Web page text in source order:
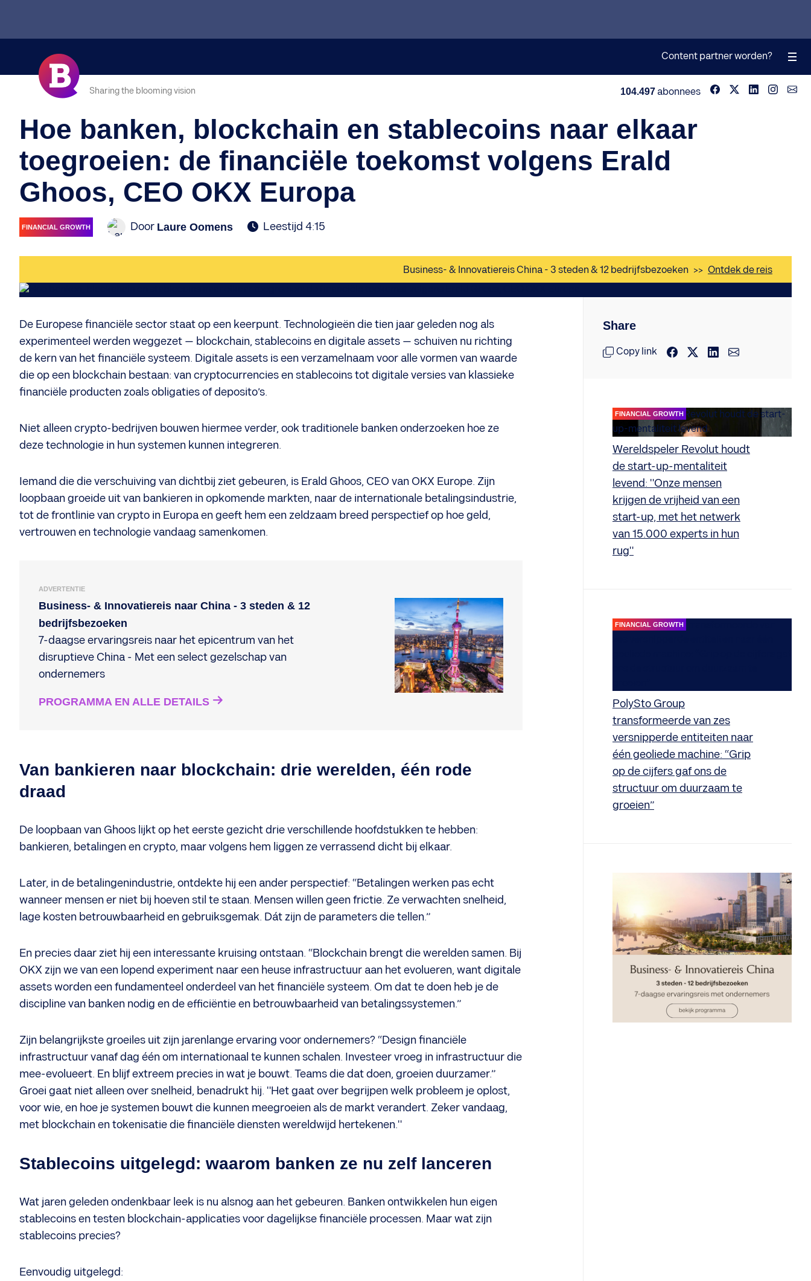
Content partner worden?
Sharing the blooming vision 104.497 abonnees
Hoe banken, blockchain en stablecoins naar elkaar
toegroeien: de financiële toekomst volgens Erald
Ghoos, CEO OKX Europa
FINANCIAL GROWTH Door Laure Oomens Leestijd 4:15
Business- & Innovatiereis China - 3 steden & 12 bedrijfsbezoeken >> Ontdek de reis
De Europese financiële sector staat op een keerpunt. Technologieën die tien jaar geleden nog als
experimenteel werden weggezet — blockchain, stablecoins en digitale assets — schuiven nu richting
de kern van het financiële systeem. Digitale assets is een verzamelnaam voor alle vormen van waarde
die op een blockchain bestaan: van cryptocurrencies en stablecoins tot digitale versies van klassieke
financiële producten zoals obligaties of deposito’s.
Niet alleen crypto-bedrijven bouwen hiermee verder, ook traditionele banken onderzoeken hoe ze
deze technologie in hun systemen kunnen integreren.
Iemand die die verschuiving van dichtbij ziet gebeuren, is Erald Ghoos, CEO van OKX Europe. Zijn
loopbaan groeide uit van bankieren in opkomende markten, naar de internationale betalingsindustrie,
tot de frontlinie van crypto in Europa en geeft hem een zeldzaam breed perspectief op hoe geld,
vertrouwen en technologie vandaag samenkomen.
ADVERTENTIE
Business- & Innovatiereis naar China - 3 steden & 12
bedrijfsbezoeken
7-daagse ervaringsreis naar het epicentrum van het
disruptieve China - Met een select gezelschap van
ondernemers
PROGRAMMA EN ALLE DETAILS
Van bankieren naar blockchain: drie werelden, één rode
draad
​De loopbaan van Ghoos lijkt op het eerste gezicht drie verschillende hoofdstukken te hebben:
bankieren, betalingen en crypto, maar volgens hem liggen ze verrassend dicht bij elkaar.
Later, in de betalingenindustrie, ontdekte hij een ander perspectief: “Betalingen werken pas echt
wanneer mensen er niet bij hoeven stil te staan. Mensen willen geen frictie. Ze verwachten snelheid,
lage kosten betrouwbaarheid en gebruiksgemak. Dát zijn de parameters die tellen.”
En precies daar ziet hij een interessante kruising ontstaan. “Blockchain brengt die werelden samen. Bij
OKX zijn we van een lopend experiment naar een heuse infrastructuur aan het evolueren, want digitale
assets worden een fundamenteel onderdeel van het financiële systeem. Om dat te doen heb je de
discipline van banken nodig en de efficiëntie en betrouwbaarheid van betalingssystemen.”
Zijn belangrijkste groeiles uit zijn jarenlange ervaring voor ondernemers? “Design financiële
infrastructuur vanaf dag één om internationaal te kunnen schalen. Investeer vroeg in infrastructuur die
mee-evolueert. En blijf extreem precies in wat je bouwt. Teams die dat doen, groeien duurzamer.”
Groei gaat niet alleen over snelheid, benadrukt hij. "Het gaat over begrijpen welk probleem je oplost,
voor wie, en hoe je systemen bouwt die kunnen meegroeien als de markt verandert. Zeker vandaag,
met blockchain en tokenisatie die financiële diensten wereldwijd hertekenen."
Stablecoins uitgelegd: waarom banken ze nu zelf lanceren
​Wat jaren geleden ondenkbaar leek is nu alsnog aan het gebeuren. Banken ontwikkelen hun eigen
stablecoins en testen blockchain-applicaties voor dagelijkse financiële processen. Maar wat zijn
stablecoins precies?
Eenvoudig uitgelegd:
Share
Copy link
FINANCIAL GROWTH
Wereldspeler Revolut houdt
de start-up-mentaliteit
levend: "Onze mensen
krijgen de vrijheid van een
start-up, met het netwerk
van 15.000 experts in hun
rug"
FINANCIAL GROWTH
PolySto Group
transformeerde van zes
versnipperde entiteiten naar
één geoliede machine: “Grip
op de cijfers gaf ons de
structuur om duurzaam te
groeien”